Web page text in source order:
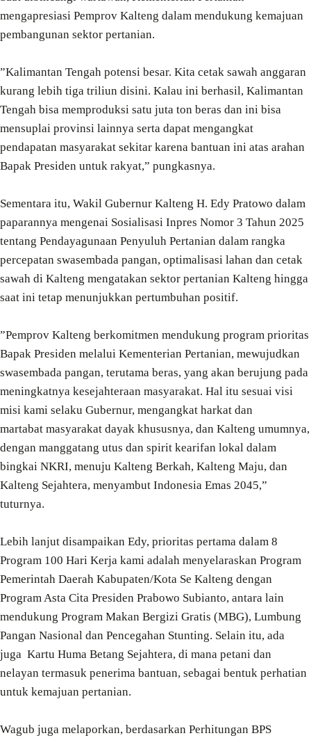
mengapresiasi Pemprov Kalteng dalam mendukung kemajuan
pembangunan sektor pertanian.
”Kalimantan Tengah potensi besar. Kita cetak sawah anggaran
kurang lebih tiga triliun disini. Kalau ini berhasil, Kalimantan
Tengah bisa memproduksi satu juta ton beras dan ini bisa
mensuplai provinsi lainnya serta dapat mengangkat
pendapatan masyarakat sekitar karena bantuan ini atas arahan
Bapak Presiden untuk rakyat,” pungkasnya.
Sementara itu, Wakil Gubernur Kalteng H. Edy Pratowo dalam
paparannya mengenai Sosialisasi Inpres Nomor 3 Tahun 2025
tentang Pendayagunaan Penyuluh Pertanian dalam rangka
percepatan swasembada pangan, optimalisasi lahan dan cetak
sawah di Kalteng mengatakan sektor pertanian Kalteng hingga
saat ini tetap menunjukkan pertumbuhan positif.
”Pemprov Kalteng berkomitmen mendukung program prioritas
Bapak Presiden melalui Kementerian Pertanian, mewujudkan
swasembada pangan, terutama beras, yang akan berujung pada
meningkatnya kesejahteraan masyarakat. Hal itu sesuai visi
misi kami selaku Gubernur, mengangkat harkat dan
martabat masyarakat dayak khususnya, dan Kalteng umumnya,
dengan manggatang utus dan spirit kearifan lokal dalam
bingkai NKRI, menuju Kalteng Berkah, Kalteng Maju, dan
Kalteng Sejahtera, menyambut Indonesia Emas 2045,”
tuturnya.
Lebih lanjut disampaikan Edy, prioritas pertama dalam 8
Program 100 Hari Kerja kami adalah menyelaraskan Program
Pemerintah Daerah Kabupaten/Kota Se Kalteng dengan
Program Asta Cita Presiden Prabowo Subianto, antara lain
mendukung Program Makan Bergizi Gratis (MBG), Lumbung
Pangan Nasional dan Pencegahan Stunting. Selain itu, ada
juga Kartu Huma Betang Sejahtera, di mana petani dan
nelayan termasuk penerima bantuan, sebagai bentuk perhatian
untuk kemajuan pertanian.
Wagub juga melaporkan, berdasarkan Perhitungan BPS